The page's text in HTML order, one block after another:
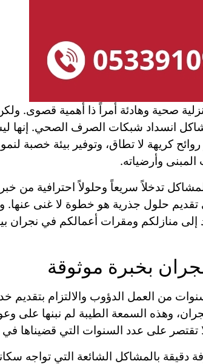
صحية وهادئة أمراً ذا أهمية قصوى.
مشاكل انسداد شبكات الصرف الصحي. إنها
كريهة لا تطاق، وتوفير بيئة خصبة لنمو
وأرضياته.
تدخلاً سريعاً وحلولاً احترافية من
حلول جذرية هو خطوة لا غنى عنها.
منازلكم ومقرات أعمالكم في نجران
بخبرة موثوقة
من العمل الدؤوب والالتزام بتقديم
وهذه السمعة الطيبة لم نبنها على
تقتصر على عدد السنوات التي قضيناها في
بالمشاكل الشائعة التي تواجه